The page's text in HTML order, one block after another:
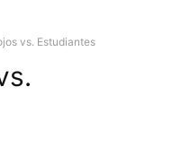
vs. Estudiantes